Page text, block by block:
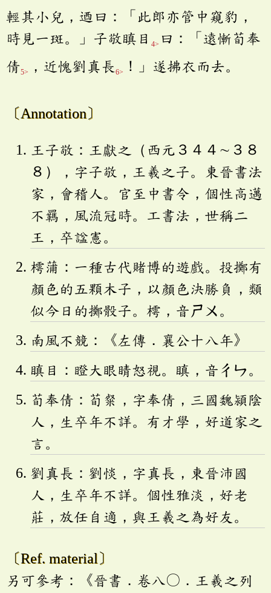
輕其小兒，迺曰：「此郎亦管中窺豹，
時見一斑。」子敬瞋目 4> 曰：「遠慚荀奉
倩5> ，近愧劉真長 6> ！」遂拂衣而去。
〔Annotation〕
王子敬：王獻之（西元３４４∼３８
８），字子敬，王羲之子。東晉書法
家，會稽人。官至中書令，個性高邁
不羈，風流冠時。工書法，世稱二
王，卒諡憲。
樗蒲：一種古代賭博的遊戲。投擲有
顏色的五顆木子，以顏色決勝負，類
似今日的擲骰子。樗，音 ㄕㄨ 。
南風不競：《左傳．襄公十八年》
瞋目：瞪大眼睛怒視。瞋，音 ㄔㄣ。
荀奉倩：荀粲，字奉倩，三國魏潁陰
人，生卒年不詳。有才學，好道家之
言。
劉真長：劉惔，字真長，東晉沛國
人，生卒年不詳。個性雅淡，好老
莊，放任自適，與王羲之為好友。
〔Ref. material〕
另可參考：《晉書．卷八〇．王羲之列